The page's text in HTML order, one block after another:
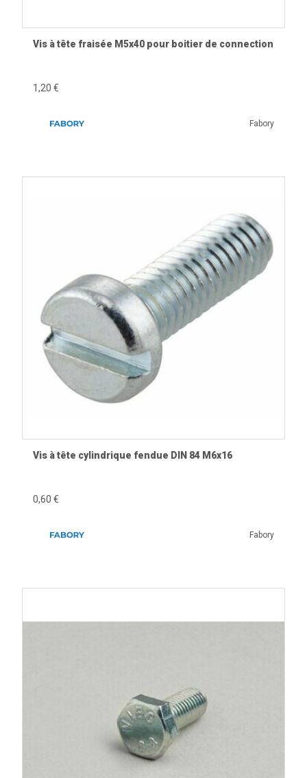
Vis à tête fraisée M5x40 pour boitier de connection
1,20 €
Fabory
Vis à tête cylindrique fendue DIN 84 M6x16
0,60 €
Fabory